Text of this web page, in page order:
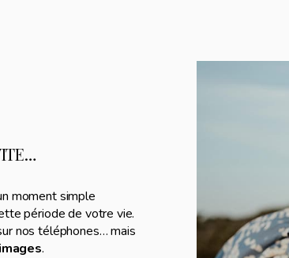
moment simple
période de votre vie.
nos téléphones… mais
.